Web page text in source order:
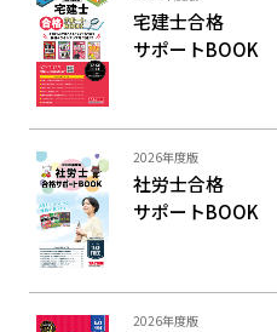
宅建士合格
サポートBOOK
2026年度版
社労士合格
サポートBOOK
2026年度版